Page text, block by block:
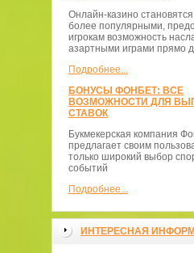
Онлайн-казино становятся
более популярными,
игрокам возможность
азартными играми прямо
Подробнее...
БОНУСЫ ФОНБЕТ: ВСЕ
ВОЗМОЖНОСТИ ДЛЯ
СТАВОК
Букмекерская компания
предлагает своим
только широкий выбор
событий
Подробнее...
ИНТЕРЕСНАЯ